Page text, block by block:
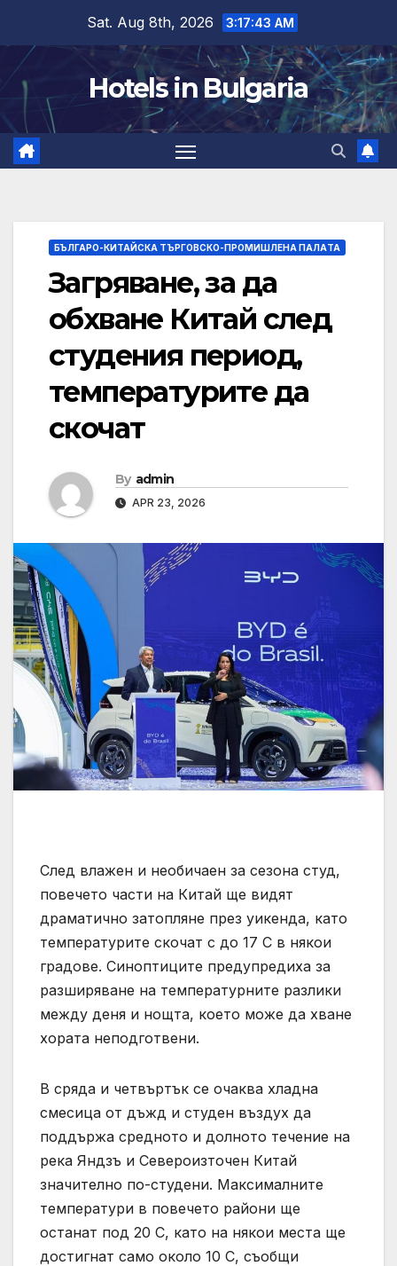
content
Sat. Aug 8th, 2026 3:17:44 AM
Hotels in Bulgaria
БЪЛГАРО-КИТАЙСКА ТЪРГОВСКО-ПРОМИШЛЕНА ПАЛAТА
Загряване, за да
обхване Китай след
студения период,
температурите да
скочат
By admin
APR 23, 2026
След влажен и необичаен за сезона студ,
повечето части на Китай ще видят
драматично затопляне през уикенда, като
температурите скочат с до 17 C в някои
градове. Синоптиците предупредиха за
разширяване на температурните разлики
между деня и нощта, което може да хване
хората неподготвени.
В сряда и четвъртък се очаква хладна
смесица от дъжд и студен въздух да
поддържа средното и долното течение на
река Яндзъ и Североизточен Китай
значително по-студени. Максималните
температури в повечето райони ще
останат под 20 C, като на някои места ще
достигнат само около 10 C, съобщи